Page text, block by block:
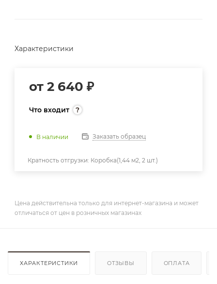
Характеристики
от 2 640 ₽
Что входит
В наличии Заказать образец
Кратность отгрузки: Коробка(1,44 м2, 2 шт.)
Цена действительна только для интернет-магазина и может
отличаться от цен в розничных магазинах
ХАРАКТЕРИСТИКИ ОТЗЫВЫ ОПЛАТА